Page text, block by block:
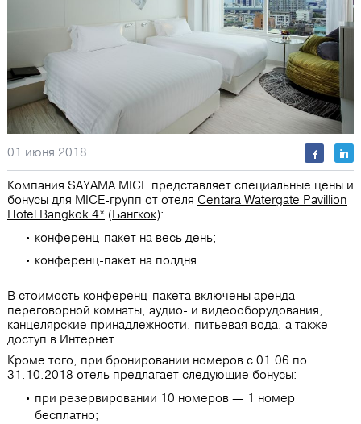
01 июня 2018
Компания SAYAMA MICE представляет специальные цены и
бонусы для MICE-групп от отеля Centara Watergate Pavillion
Hotel Bangkok 4* (Бангкок):
конференц-пакет на весь день;
конференц-пакет на полдня.
В стоимость конференц-пакета включены аренда
переговорной комнаты, аудио- и видеооборудования,
канцелярские принадлежности, питьевая вода, а также
доступ в Интернет.
Кроме того, при бронировании номеров с 01.06 по
31.10.2018 отель предлагает следующие бонусы:
при резервировании 10 номеров — 1 номер
бесплатно;